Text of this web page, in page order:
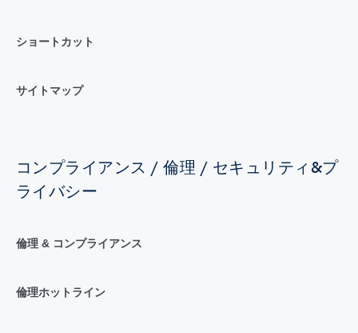
ショートカット
サイトマップ
コンプライアンス / 倫理 / セキュリティ&プ
ライバシー
倫理 & コンプライアンス
倫理ホットライン